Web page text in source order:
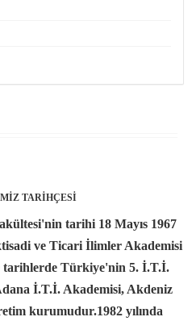
TARİHÇESİ
tarihi 18 Mayıs 1967
ve Ticari İlimler Akademisi
tarihlerde Türkiye'nin 5. İ.T.İ.
İ.T.İ. Akademisi, Akdeniz
kurumudur.1982 yılında